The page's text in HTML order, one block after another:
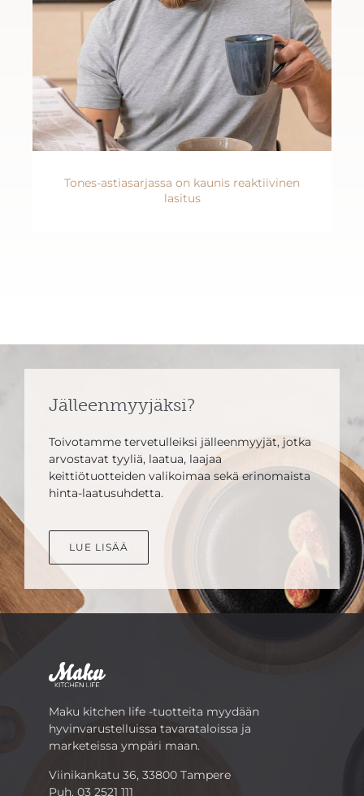
Tones-astiasarjassa on kaunis reaktiivinen
lasitus
Jälleenmyyjäksi?
Toivotamme tervetulleiksi jälleenmyyjät, jotka
arvostavat tyyliä, laatua, laajaa
keittiötuotteiden valikoimaa sekä erinomaista
hinta-laatusuhdetta.
LUE LISÄÄ
Maku kitchen life -tuotteita myydään
hyvinvarustelluissa tavarataloissa ja
marketeissa ympäri maan.
Viinikankatu 36, 33800 Tampere
Puh. 03 2521 111